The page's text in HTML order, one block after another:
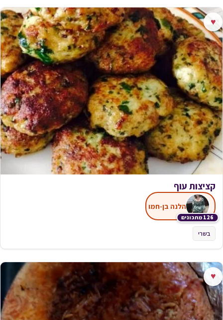
♥
קציצות עוף
126 מתכונים
הלנה בן-חמו
בשרי
♥